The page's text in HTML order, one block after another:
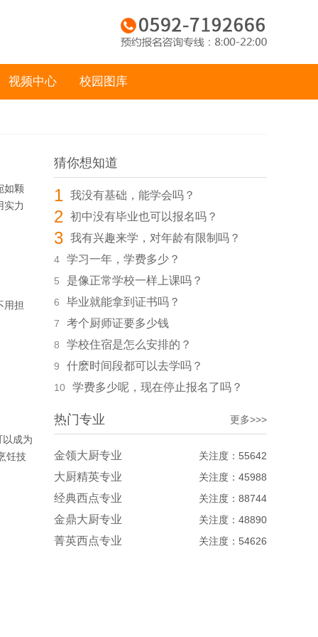
视频中心 校园图库
如颗
实力
用担
成为
饪技
猜你想知道
1 我没有基础，能学会吗？
2 初中没有毕业也可以报名吗？
3 我有兴趣来学，对年龄有限制吗？
4 学习一年，学费多少？
5 是像正常学校一样上课吗？
6 毕业就能拿到证书吗？
7 考个厨师证要多少钱
8 学校住宿是怎么安排的？
9 什麽时间段都可以去学吗？
10 学费多少呢，现在停止报名了吗？
热门专业 更多>>>
金领大厨专业 关注度：55642
大厨精英专业 关注度：45988
经典西点专业 关注度：88744
金鼎大厨专业 关注度：48890
菁英西点专业 关注度：54626